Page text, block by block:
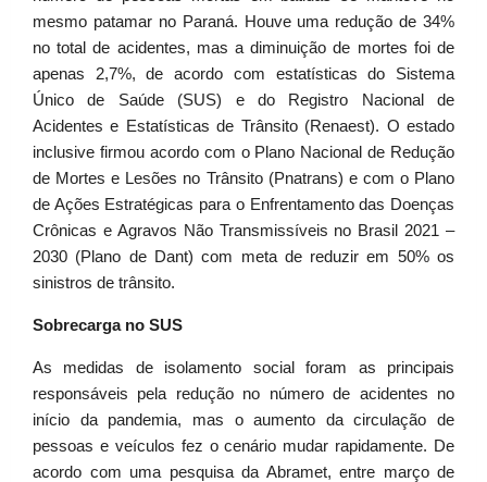
mesmo patamar no Paraná. Houve uma redução de 34%
no total de acidentes, mas a diminuição de mortes foi de
apenas 2,7%, de acordo com estatísticas do Sistema
Único de Saúde (SUS) e do Registro Nacional de
Acidentes e Estatísticas de Trânsito (Renaest). O estado
inclusive firmou acordo com o Plano Nacional de Redução
de Mortes e Lesões no Trânsito (Pnatrans) e com o Plano
de Ações Estratégicas para o Enfrentamento das Doenças
Crônicas e Agravos Não Transmissíveis no Brasil 2021 –
2030 (Plano de Dant) com meta de reduzir em 50% os
sinistros de trânsito.
Sobrecarga no SUS
As medidas de isolamento social foram as principais
responsáveis pela redução no número de acidentes no
início da pandemia, mas o aumento da circulação de
pessoas e veículos fez o cenário mudar rapidamente. De
acordo com uma pesquisa da Abramet, entre março de